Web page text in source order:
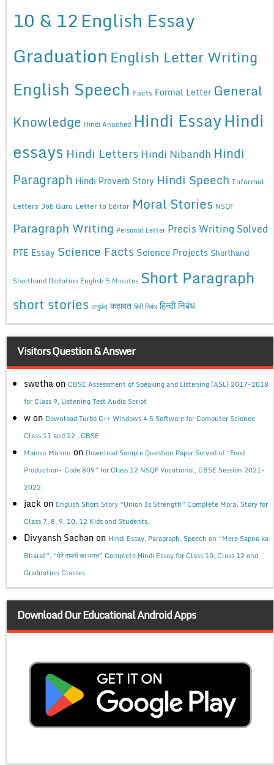
10 & 12English Essay
Graduation English Letter Writing
English Speech Facts Formal Letter General
Knowledge Hindi Anuched Hindi EssayHindi
essays Hindi Letters Hindi Nibandh Hindi
Paragraph Hindi Proverb Story Hindi Speech Informal
Letters Job Guru Letter to Editor Moral Stories NSQF
Paragraph Writing Personal Letter Precis Writing Solved
PTE Essay Science Facts Science Projects Shorthand
Shorthand Dictation English 5 Minutes Short Paragraph
short stories अनुछेद कहावत हिंदी निबंध हिन्दी निबंध
Visitors Question & Answer
swetha on CBSE Assessment of Speaking and Listening (ASL) 2017-2018
for Class 9, Listening Test Audio Script
w on Download Turbo C++ Windows 4.5 Software for Computer Science
Class 11 and 12 , CBSE
Mannu Mannu on Download Sample Question Paper Solved of “Food
Production- Code 809” for Class 12 NSQF Vocational, CBSE Session 2021-
2022.
jack on English Short Story “Union Is Strength” Complete Moral Story for
Class 7, 8, 9, 10, 12 Kids and Students.
Divyansh Sachan on Hindi Essay, Paragraph, Speech on “Mere Sapno ka
Bharat”, “मेरे सपनों का भारत” Complete Hindi Essay for Class 10, Class 12 and
Graduation Classes.
Download Our Educational Android Apps